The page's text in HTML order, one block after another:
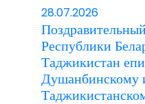
28.07.2026
Республики
Таджикистан
Душанбинскому